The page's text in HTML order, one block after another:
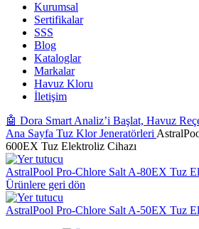
Kurumsal
Sertifikalar
SSS
Blog
Kataloglar
Markalar
Havuz Kloru
İletişim
🤖 Dora Smart Analiz’i Başlat, Havuz
Ana Sayfa Tuz Klor Jeneratörleri
600EX Tuz Elektroliz Cihazı
AstralPool Pro-Chlore Salt A-80EX Tuz
Ürünlere geri dön
AstralPool Pro-Chlore Salt A-50EX Tuz